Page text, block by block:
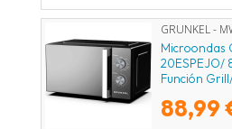
GRUNKEL -
Microondas
20ESPEJO/
Función
88,99